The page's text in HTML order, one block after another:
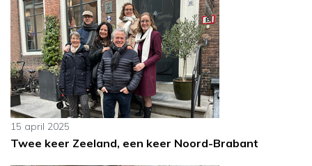
15 april 2025
Twee keer Zeeland, een keer Noord-Brabant